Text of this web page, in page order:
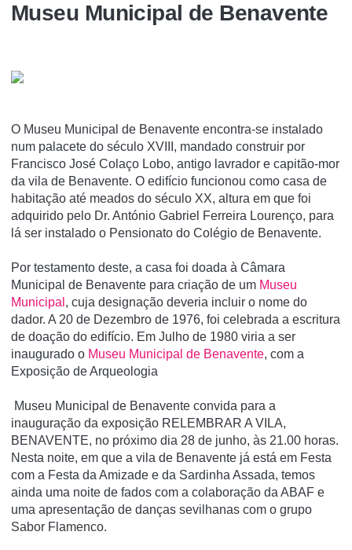
Museu Municipal de Benavente
O Museu Municipal de Benavente encontra-se instalado
num palacete do século XVIII, mandado construir por
Francisco José Colaço Lobo, antigo lavrador e capitão-mor
da vila de Benavente. O edifí­cio funcionou como casa de
habitação até meados do século XX, altura em que foi
adquirido pelo Dr. António Gabriel Ferreira Lourenço, para
lá ser instalado o Pensionato do Colégio de Benavente.
Por testamento deste, a casa foi doada à Câmara
Municipal de Benavente para criação de um Museu
Municipal , cuja designação deveria incluir o nome do
dador. A 20 de Dezembro de 1976, foi celebrada a escritura
de doação do edifí­cio. Em Julho de 1980 viria a ser
inaugurado o Museu Municipal de Benavente, com a
Exposição de Arqueologia
Museu Municipal de Benavente convida para a
inauguração da exposição RELEMBRAR A VILA,
BENAVENTE, no próximo dia 28 de junho, às 21.00 horas.
Nesta noite, em que a vila de Benavente já está em Festa
com a Festa da Amizade e da Sardinha Assada, temos
ainda uma noite de fados com a colaboração da ABAF e
uma apresentação de danças sevilhanas com o grupo
Sabor Flamenco.